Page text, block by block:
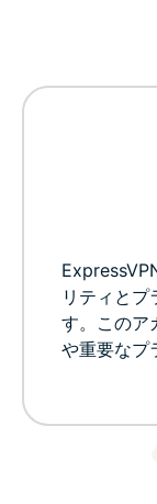
リティとプ
す。このア
や重要なプ